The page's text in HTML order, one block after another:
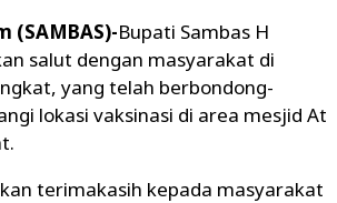
(SAMBAS)-Bupati Sambas H
salut dengan masyarakat di
yang telah berbondong-
lokasi vaksinasi di area mesjid At
terimakasih kepada masyarakat